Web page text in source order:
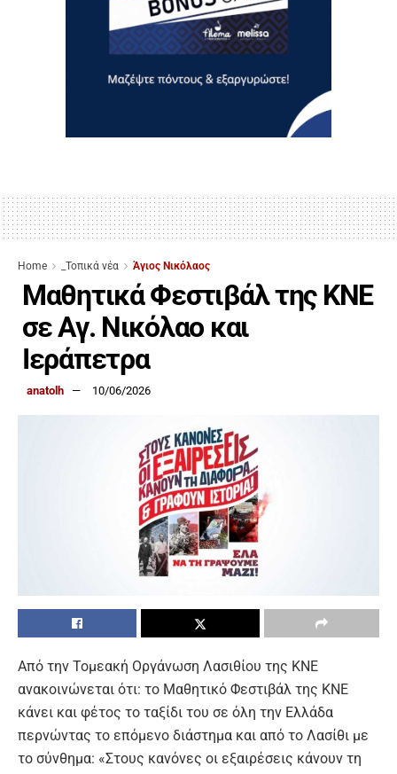
Home _Τοπικά νέα Άγιος Νικόλαος
Μαθητικά Φεστιβάλ της ΚΝΕ
σε Αγ. Νικόλαο και
Ιεράπετρα
anatolh 10/06/2026
Από την Τομεακή Οργάνωση Λασιθίου της ΚΝΕ
ανακοινώνεται ότι: το Μαθητικό Φεστιβάλ της ΚΝΕ
κάνει και φέτος το ταξίδι του σε όλη την Ελλάδα
περνώντας το επόμενο διάστημα και από το Λασίθι με
το σύνθημα: «Στους κανόνες οι εξαιρέσεις κάνουν τη